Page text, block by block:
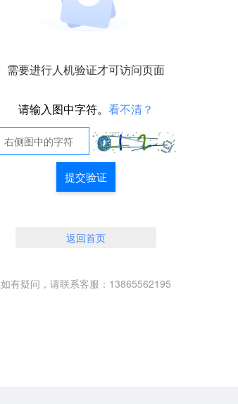
需要进行人机验证才可访问页面
请输入图中字符。 看不清？
提交验证
返回首页
如有疑问，请联系客服：13865562195